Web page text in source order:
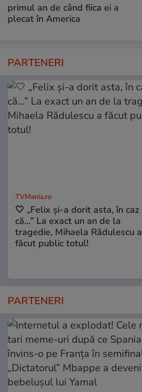
primul an de când fiica ei a
plecat în America
PARTENERI
TVMania.ro
🤍 „Felix și-a dorit asta, în caz
că…” La exact un an de la
tragedie, Mihaela Rădulescu a
făcut public totul!
PARTENERI